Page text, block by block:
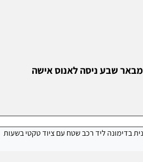
שבע ניסה לאנוס אישה